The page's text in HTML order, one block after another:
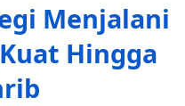
Menjalani
Hingga